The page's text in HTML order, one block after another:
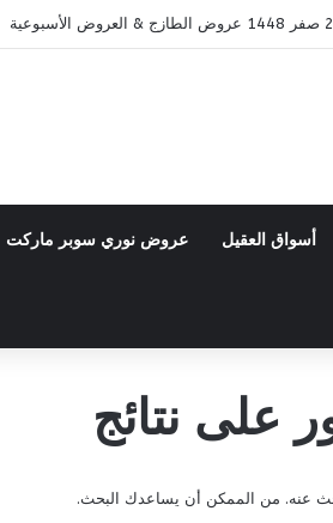
أسواق العقيل عروض نوري سوبر ماركت
على نتائج
عنه. من الممكن أن يساعدك البحث.